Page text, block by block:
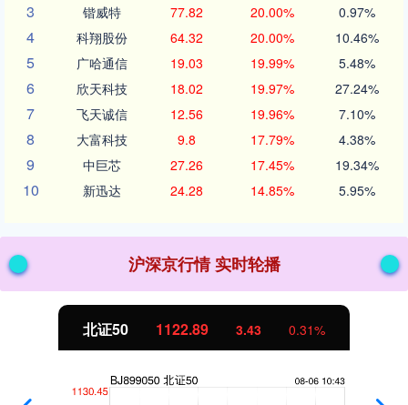
3 锴威特 77.82 20.00% 0.97%
4 科翔股份 64.32 20.00% 10.46%
5 广哈通信 19.03 19.99% 5.48%
6 欣天科技 18.02 19.97% 27.24%
7 飞天诚信 12.56 19.96% 7.10%
8 大富科技 9.8 17.79% 4.38%
9 中巨芯 27.26 17.45% 19.34%
10 新迅达 24.28 14.85% 5.95%
沪深京行情 实时轮播
北证50 1122.89 3.43 0.31%